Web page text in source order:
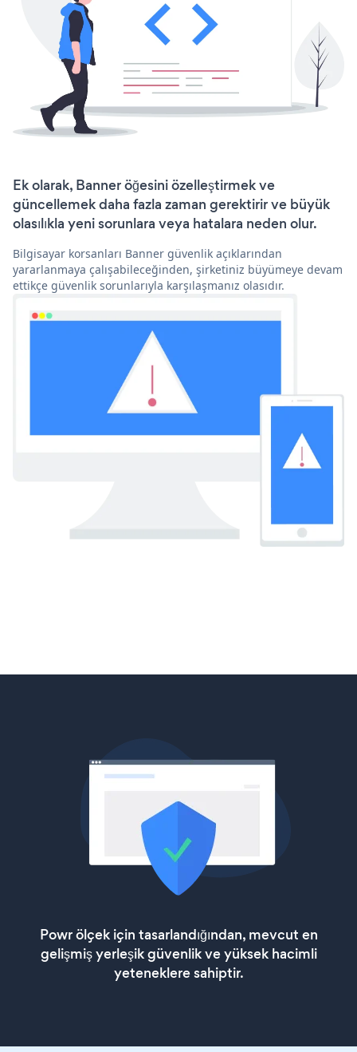
Ek olarak, Banner öğesini özelleştirmek ve
güncellemek daha fazla zaman gerektirir ve büyük
olasılıkla yeni sorunlara veya hatalara neden olur.
Bilgisayar korsanları Banner güvenlik açıklarından
yararlanmaya çalışabileceğinden, şirketiniz büyümeye devam
ettikçe güvenlik sorunlarıyla karşılaşmanız olasıdır.
Powr ölçek için tasarlandığından, mevcut en
gelişmiş yerleşik güvenlik ve yüksek hacimli
yeteneklere sahiptir.